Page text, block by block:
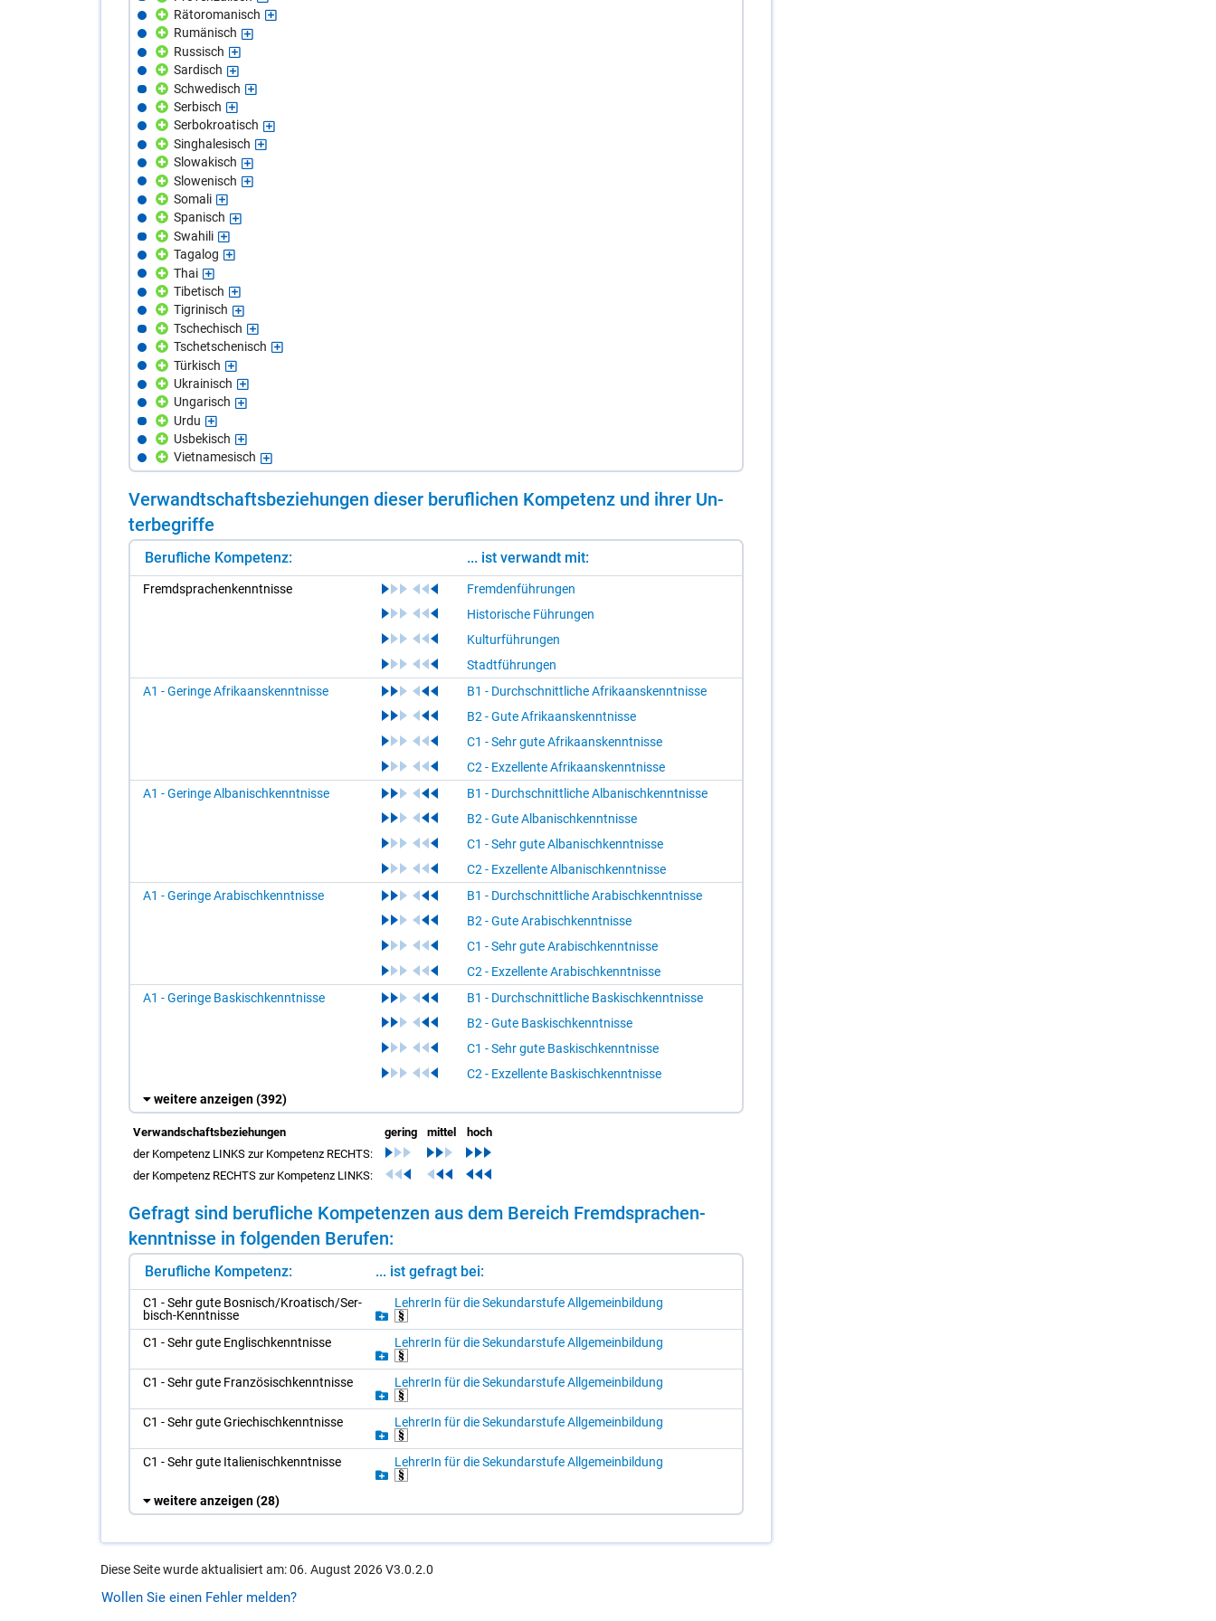
Rätoromanisch
Rumänisch
Russisch
Sardisch
Schwedisch
Serbisch
Serbokroatisch
Singhalesisch
Slowakisch
Slowenisch
Somali
Spanisch
Swahili
Tagalog
Thai
Tibetisch
Tigrinisch
Tschechisch
Tschetschenisch
Türkisch
Ukrainisch
Ungarisch
Urdu
Usbekisch
Vietnamesisch
Ver­wandt­schafts­be­zie­hun­gen die­ser be­ruf­li­chen Kom­pe­tenz und ih­rer Un­
ter­be­grif­fe
Berufliche Kompetenz: ... ist verwandt mit:
Fremd­spra­chen­kennt­nis­se
Fremdenführungen
Historische Führungen
Kulturführungen
Stadtführungen
A1 - Geringe Afrikaanskenntnisse
B1 - Durchschnittliche Afrikaanskenntnisse
B2 - Gute Afrikaanskenntnisse
C1 - Sehr gute Afrikaanskenntnisse
C2 - Exzellente Afrikaanskenntnisse
A1 - Geringe Albanischkenntnisse
B1 - Durchschnittliche Albanischkenntnisse
B2 - Gute Albanischkenntnisse
C1 - Sehr gute Albanischkenntnisse
C2 - Exzellente Albanischkenntnisse
A1 - Geringe Arabischkenntnisse
B1 - Durchschnittliche Arabischkenntnisse
B2 - Gute Arabischkenntnisse
C1 - Sehr gute Arabischkenntnisse
C2 - Exzellente Arabischkenntnisse
A1 - Geringe Baskischkenntnisse
B1 - Durchschnittliche Baskischkenntnisse
B2 - Gute Baskischkenntnisse
C1 - Sehr gute Baskischkenntnisse
C2 - Exzellente Baskischkenntnisse
weitere anzeigen(392)
Verwandschaftsbeziehungen gering mittel
hoch
der Kompetenz LINKS zur Kompetenz RECHTS:
der Kompetenz RECHTS zur Kompetenz LINKS:
Ge­fragt sind be­ruf­li­che Kom­pe­ten­zen aus dem Be­reich Fremd­spra­chen­
kennt­nis­se in fol­gen­den Be­ru­fen:
Berufliche Kompetenz: ... ist gefragt bei:
C1 - Sehr gute Bos­nisch/​Kroa­tisch/​Ser­
bisch-Kennt­nis­se
Leh­re­rIn für die Se­kun­dar­stu­fe All­ge­mein­bil­dung
C1 - Sehr gute Eng­lisch­kennt­nis­se Leh­re­rIn für die Se­kun­dar­stu­fe All­ge­mein­bil­dung
C1 - Sehr gute Fran­zö­sisch­kennt­nis­se Leh­re­rIn für die Se­kun­dar­stu­fe All­ge­mein­bil­dung
C1 - Sehr gute Grie­chisch­kennt­nis­se Leh­re­rIn für die Se­kun­dar­stu­fe All­ge­mein­bil­dung
C1 - Sehr gute Ita­lie­nisch­kennt­nis­se Leh­re­rIn für die Se­kun­dar­stu­fe All­ge­mein­bil­dung
weitere anzeigen(28)
Diese Seite wurde aktualisiert am: 06. August 2026 V3.0.2.0
Wollen Sie einen Fehler melden?